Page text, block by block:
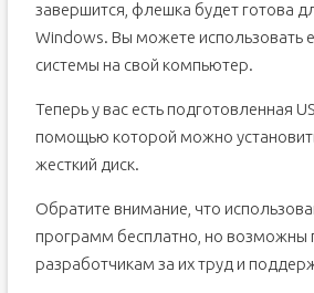
завершится, флешка будет готова
Windows. Вы можете использовать
системы на свой компьютер.
Теперь у вас есть подготовленная
помощью которой можно
жесткий диск.
Обратите внимание, что
программ бесплатно, но возможны
разработчикам за их труд и